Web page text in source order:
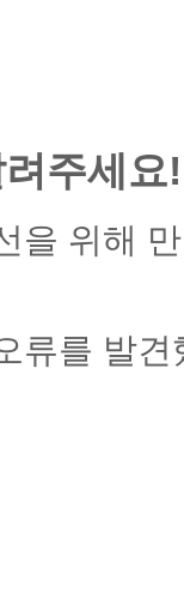
주세요!
을 위해
류를 발